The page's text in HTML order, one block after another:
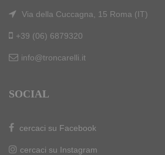
Via della Cuccagna, 15 Roma (IT)
+39 (06) 6879320
info@troncarelli.it
SOCIAL
cercaci su Facebook
cercaci su Instagram